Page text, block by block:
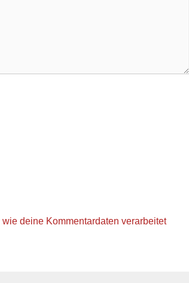
wie deine Kommentardaten verarbeitet